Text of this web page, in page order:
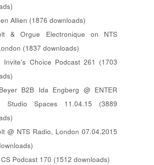
Allien (1876 downloads)
& Orgue Electronique on NTS
(1837 downloads)
Invite's Choice Podcast 261 (1703
B2B Ida Engberg @ ENTER
Studio Spaces 11.04.15 (3889
@ NTS Radio, London 07.04.2015
Podcast 170 (1512 downloads)